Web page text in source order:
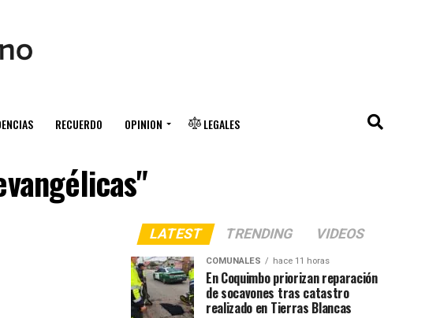
RECUERDO OPINION LEGALES
LATEST TRENDING VIDEOS
COMUNALES hace 11 horas
En Coquimbo priorizan reparación
de socavones tras catastro
realizado en Tierras Blancas